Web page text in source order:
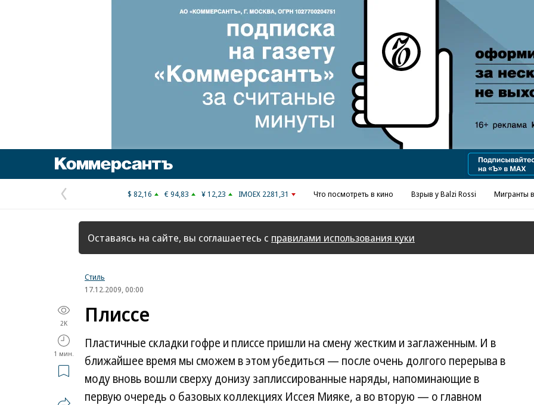
Реклама в «Ъ» www.kommersant.ru/ad
Предыдущая
страница
$ 82,16 € 94,83 ¥ 12,23 IMOEX 2281,31 Что посмотреть в кино Взрыв у Balzi Rossi Мигранты
Оставаясь на сайте, вы соглашаетесь с правилами использования куки
Стиль
17.12.2009, 00:00
2K
1 мин.
Плиссе
Пластичные складки гофре и плиссе пришли на смену жестким и заглаженным. И в
ближайшее время мы сможем в этом убедиться — после очень долгого перерыва в
моду вновь вошли сверху донизу заплиссированные наряды, напоминающие в
первую очередь о базовых коллекциях Иссея Мияке, а во вторую — о главном